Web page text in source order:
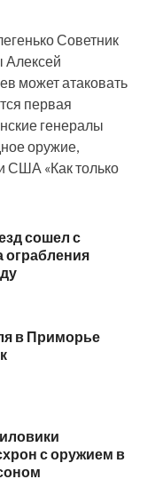
Советник
Алексей
может атаковать
первая
генералы
оружие,
США «Как только
сошел с
ограбления
в Приморье
с оружием в